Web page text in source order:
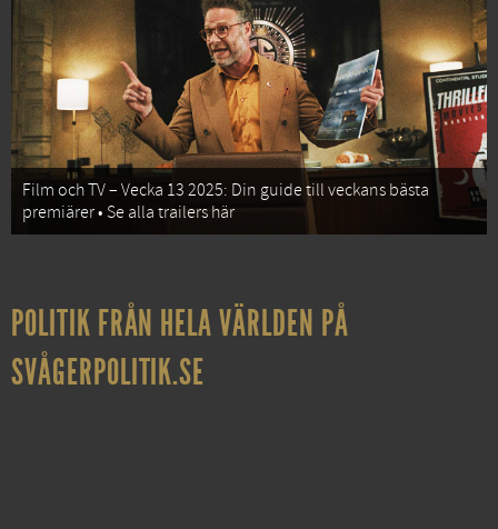
Film och TV – Vecka 13 2025: Din guide till veckans bästa
premiärer • Se alla trailers här
POLITIK FRÅN HELA VÄRLDEN PÅ
SVÅGERPOLITIK.SE